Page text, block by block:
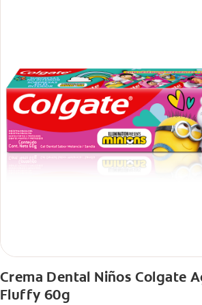
Crema Dental Niños Colgate
Fluffy 60g